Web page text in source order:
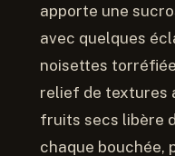
apporte une
avec quelques
noisettes
relief de textures
fruits secs libère
chaque bouchée,